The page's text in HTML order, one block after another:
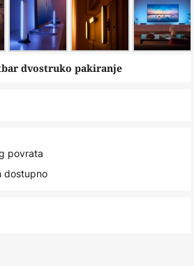
dvostruko pakiranje
povrata
dostupno